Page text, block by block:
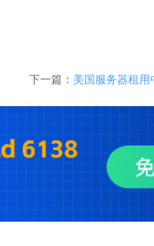
下一篇： 美国服务器租